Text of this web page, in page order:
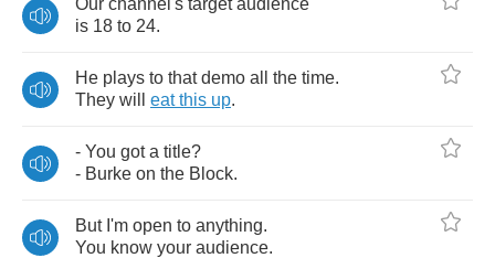
Our channel's target audience
is 18 to 24.
He plays to that demo all the time.
They will eat this up.
- You got a title?
- Burke on the Block.
But I'm open to anything.
You know your audience.